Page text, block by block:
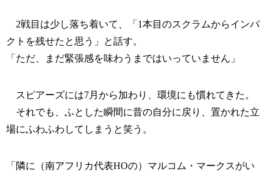
2戦目は少し落ち着いて、「1本目のスクラムからインパ
クトを残せたと思う」と話す。
「ただ、まだ緊張感を味わうまではいっていません」
スピアーズには7月から加わり、環境にも慣れてきた。
それでも、ふとした瞬間に昔の自分に戻り、置かれた立
場にふわふわしてしまうと笑う。
「隣に（南アフリカ代表HOの）マルコム・マークスがい